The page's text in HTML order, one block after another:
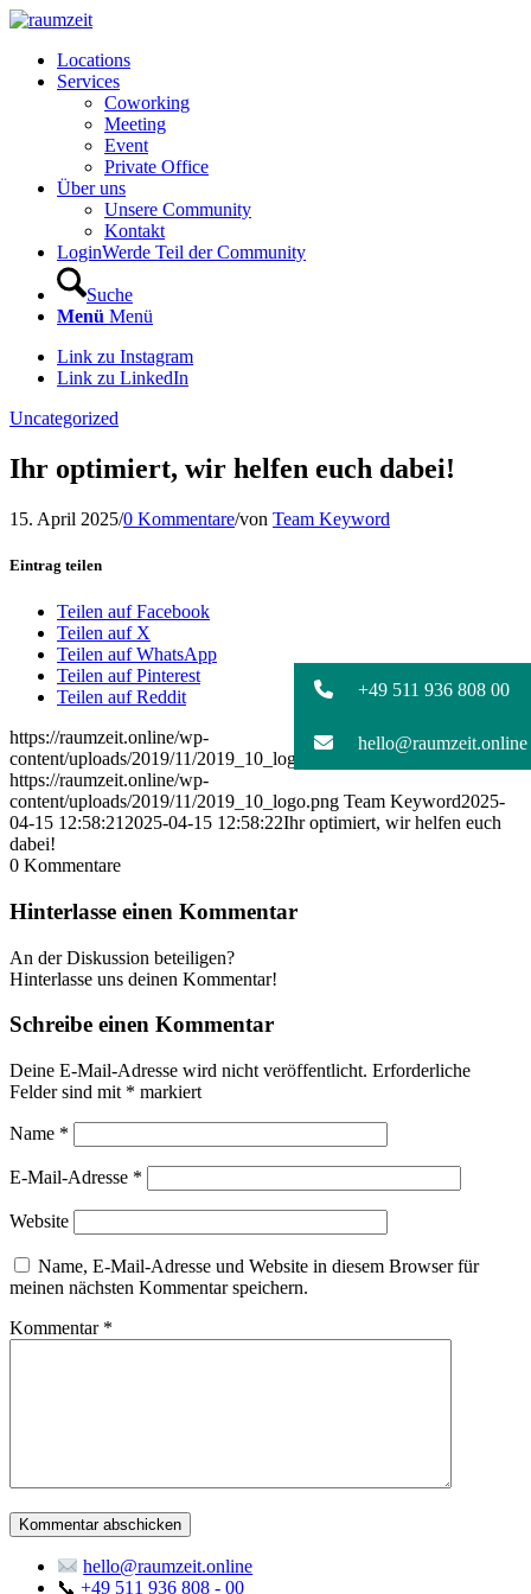
Locations
Services
Coworking
Meeting
Event
Private Office
Über uns
Unsere Community
Kontakt
LoginWerde Teil der Community
Suche
Menü Menü
Link zu Instagram
Link zu LinkedIn
Uncategorized
Ihr optimiert, wir helfen euch dabei!
15. April 2025/0 Kommentare/von Team Keyword
Eintrag teilen
Teilen auf Facebook
Teilen auf X
Teilen auf WhatsApp
Teilen auf Pinterest
Teilen auf Reddit
https://raumzeit.online/wp-
content/uploads/2019/11/2019_10_logo.png
Team Keyword
https://raumzeit.online/wp-
content/uploads/2019/11/2019_10_logo.png Team Keyword2025-
04-15 12:58:21 2025-04-15 12:58:22Ihr optimiert, wir helfen euch
dabei!
0 Kommentare
Hinterlasse einen Kommentar
An der Diskussion beteiligen?
Hinterlasse uns deinen Kommentar!
Schreibe einen Kommentar
Deine E-Mail-Adresse wird nicht veröffentlicht. Erforderliche
Felder sind mit * markiert
Name *
E-Mail-Adresse *
Website
Name, E-Mail-Adresse und Website in diesem Browser für
meinen nächsten Kommentar speichern.
Kommentar *
hello@raumzeit.online
📞 +49 511 936 808 - 00
+49 511 936 808 00
hello@raumzeit.online